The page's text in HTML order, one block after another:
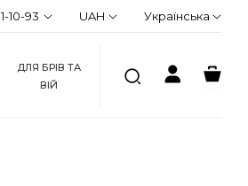
10-93 UAH Українська
ДЛЯ БРІВ ТА
ВІЙ